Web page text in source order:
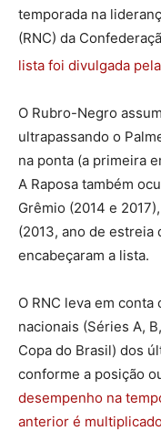
temporada na
(RNC) da
lista foi divulgada
O Rubro-Negro
ultrapassando o
na ponta (a primeira
A Raposa também
Grêmio (2014 e
(2013, ano de estreia
encabeçaram a lista.
O RNC leva em
nacionais (Séries A,
Copa do Brasil) dos
conforme a posição
desempenho na
anterior é